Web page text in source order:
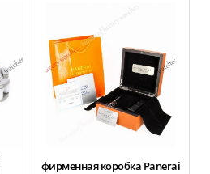
фирменная коробка Panerai